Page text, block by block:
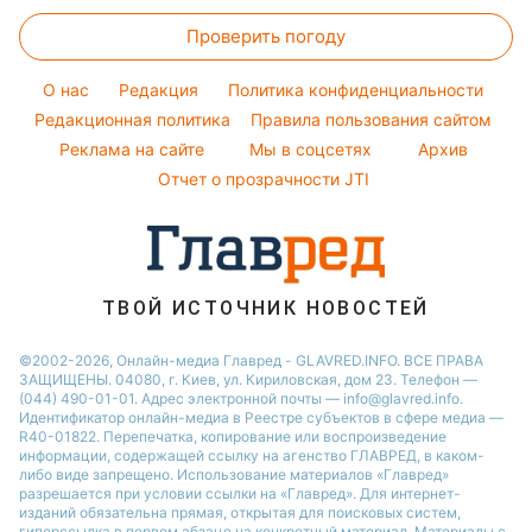
Модные ошибки
Советы от Андре Тана
Новости Львова
Новости Сум
Новости Днепра
Новости Черкассы
Новости Тернополя
Новости Житомира
Новости Запорожья
Тесты по картинке
Оптические иллюзии
Народные приметы
Все о шоу-бизнесе
Проверить погоду
O нас Редакция
Политика конфиденциальности
Редакционная политика
Правила пользования сайтом
Реклама на сайте
Мы в соцсетях
Архив
Отчет о прозрачности JTI
ТВОЙ ИСТОЧНИК НОВОСТЕЙ
©2002-2026, Онлайн-медиа Главред - GLAVRED.INFO. ВСЕ ПРАВА
ЗАЩИЩЕНЫ. 04080, г. Киев, ул. Кириловская, дом 23. Телефон —
(044) 490-01-01. Адрес электронной почты — info@glavred.info.
Идентификатор онлайн-медиа в Реестре cубъектов в сфере медиа —
R40-01822. Перепечатка, копирование или воспроизведение
информации, содержащей ссылку на агенство ГЛАВРЕД, в каком-
либо виде запрещено. Использование материалов «Главред»
разрешается при условии ссылки на «Главред». Для интернет-
изданий обязательна прямая, открытая для поисковых систем,